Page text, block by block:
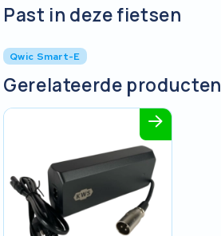
Past in deze fietsen
Qwic Smart-E
Gerelateerde producten